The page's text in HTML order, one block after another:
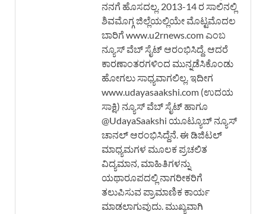
ನನಗೆ ಹೊಸದಲ್ಲ. 2013-14 ರ ಸಾಲಿನಲ್ಲಿ
ಶಿವಮೊಗ್ಗ ಜಿಲ್ಲೆಯಲ್ಲಿಯೇ ಮೊಟ್ಟಮೊದಲ
ಬಾರಿಗೆ www.u2rnews.com ಎಂಬ
ನ್ಯೂಸ್ ವೆಬ್ ಸೈಟ್ ಆರಂಭಿಸಿದ್ದೆ. ಆದರೆ
ಕಾರಣಾಂತರಗಳಿಂದ ಮುನ್ನಡೆಸಿಕೊಂಡು
ಹೋಗಲು ಸಾಧ್ಯವಾಗಲಿಲ್ಲ. ಇದೀಗ
www.udayasaakshi.com (ಉದಯ
ಸಾಕ್ಷಿ) ನ್ಯೂಸ್ ವೆಬ್ ಸೈಟ್ ಹಾಗೂ
@UdayaSaakshi ಯೂಟ್ಯೂಬ್ ನ್ಯೂಸ್
ಚಾನಲ್ ಆರಂಭಿಸಿದ್ದೆನೆ. ಈ ಡಿಜಿಟಲ್
ಮಾಧ್ಯಮಗಳ ಮೂಲಕ ಪ್ರಚಲಿತ
ವಿದ್ಯಮಾನ, ಮಾಹಿತಿಗಳನ್ನು
ಯಥಾರೂಪದಲ್ಲಿ ನಾಗರೀಕರಿಗೆ
ತಲುಪಿಸುವ ಪ್ರಾಮಾಣಿಕ ಕಾರ್ಯ
ಮಾಡಲಾಗುವುದು. ಮುಖ್ಯವಾಗಿ